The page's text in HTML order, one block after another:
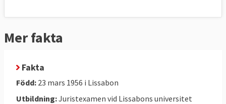
Mer fakta
Fakta
Född: 23 mars 1956 i Lissabon
Utbildning:Juristexamen vid Lissabons universitet